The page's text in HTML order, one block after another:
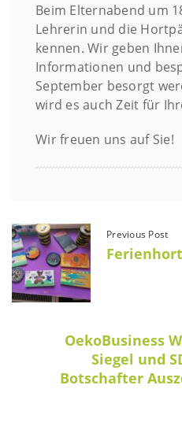
Beim Elternabend um
Lehrerin und die
kennen. Wir geben
Informationen und
September besorgt
wird es auch Zeit für
Wir freuen uns auf Sie!
Previous Post
Ferienhort
OekoBusiness
Siegel und
Botschafter